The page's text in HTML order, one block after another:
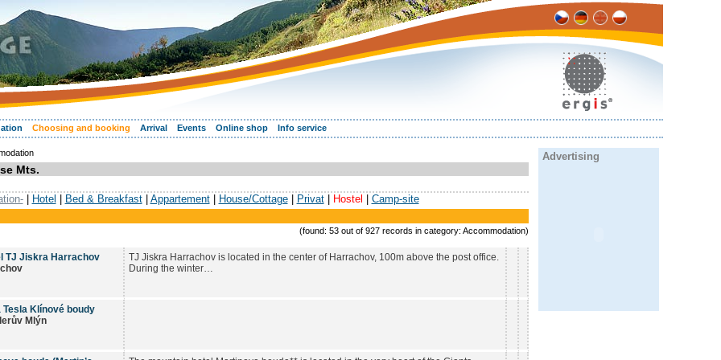
Choosing and booking Arrival Events Online shop Info service
Mts.
| Hotel Bed & Breakfast| Appartement| House/Cottage| Privat| Hostel Camp-site
(found: 53 out of 927 records in category: Accommodation)
TJ Jiskra Harrachov
TJ Jiskra Harrachov is located in the center of Harrachov, 100m above the post office.
During the winter…
Tesla Klínové boudy
Mlýn
Advertising